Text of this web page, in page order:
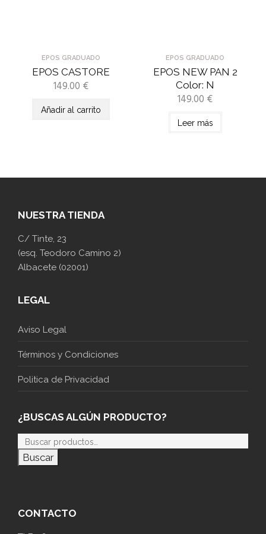
EPOS GRADUADO
EPOS CASTORE
149.00 €
Añadir al carrito
EPOS GRADUADO
EPOS NEW PAN 2
Color: N
149.00 €
Leer más
NUESTRA TIENDA
C/ Tinte, 23
(esq. Teodoro Camino 2)
Albacete (02001)
LEGAL
Aviso Legal
Términos y Condiciones
Politica de Privacidad
¿BUSCAS ALGÚN PRODUCTO?
Buscar
CONTACTO